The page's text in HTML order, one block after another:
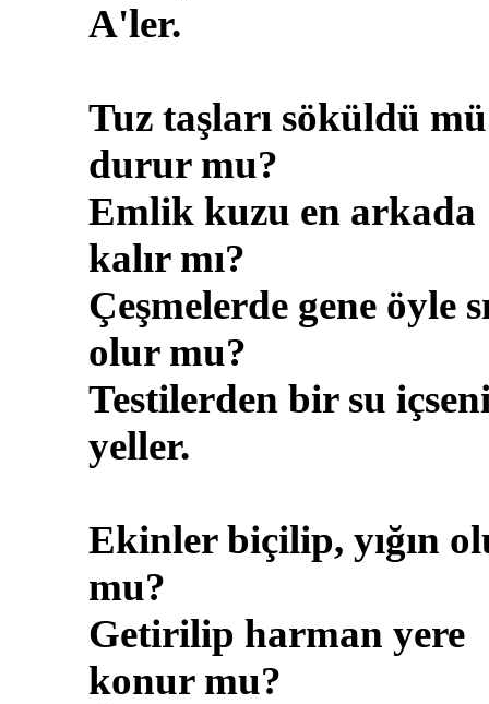
A'ler.
Tuz taşları söküldü mü
durur mu?
Emlik kuzu en arkada
kalır mı?
Çeşmelerde gene öyle
olur mu?
Testilerden bir su
yeller.
Ekinler biçilip, yığın
mu?
Getirilip harman yere
konur mu?